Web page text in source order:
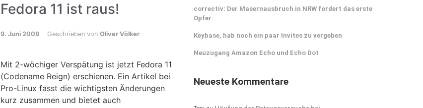
Fedora 11 ist raus!
9. Juni 2009 Geschrieben von Oliver Völker
Mit 2-wöchiger Verspätung ist jetzt Fedora 11
(Codename Reign) erschienen. Ein Artikel bei
Pro-Linux fasst die wichtigsten Änderungen
kurz zusammen und bietet auch
correctiv: Der Masernausbruch in NRW fordert das erste
Opfer
Keybase, hab noch ein paar Invites zu vergeben
Neuzugang Amazon Echo und Echo Dot
Neueste Kommentare